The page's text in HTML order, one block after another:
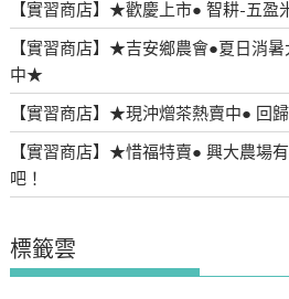
【實習商店】★歡慶上市● 智耕-五盈
【實習商店】★吉安鄉農會●夏日消
中★
【實習商店】★現沖熷茶熱賣中● 回
【實習商店】★惜福特賣● 興大農場
吧！
標籤雲